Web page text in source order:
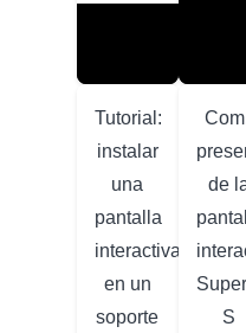
Tutorial:
instalar
una
pantalla
interactiva
en un
soporte
de
S